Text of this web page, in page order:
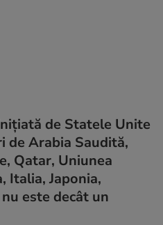
de Statele Unite
de Arabia Saudită,
Qatar, Uniunea
Italia, Japonia,
este decât un